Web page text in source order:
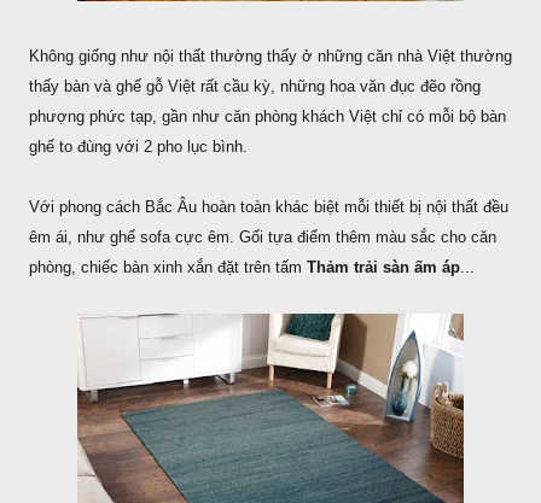
Không giống như nội thất thường thấy ở những căn nhà Việt thường
thấy bàn và ghế gỗ Việt rất cầu kỳ, những hoa văn đục đẽo rồng
phượng phức tạp, gần như căn phòng khách Việt chỉ có mỗi bộ bàn
ghế to đùng với 2 pho lục bình.
Với phong cách Bắc Âu hoàn toàn khác biệt mỗi thiết bị nội thất đều
êm ái, như ghế sofa cực êm. Gối tựa điểm thêm màu sắc cho căn
phòng, chiếc bàn xinh xắn đặt trên tấm Thảm trải sàn ấm áp...